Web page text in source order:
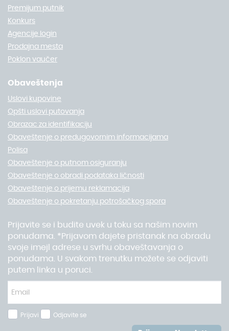
Premijum putnik
Konkurs
Agencije login
Prodajna mesta
Poklon vaučer
Obaveštenja
Uslovi kupovine
Opšti uslovi putovanja
Obrazac za identifikaciju
Obaveštenje o predugovornim informacijama
Polisa
Obaveštenje o putnom osiguranju
Obaveštenje o obradi podataka ličnosti
Obaveštenje o prijemu reklamacija
Obaveštenje o pokretanju potrošačkog spora
Prijavite se i budite uvek u toku sa našim novim
ponudama. *Prijavom dajete pristanak na obradu
svoje imejl adrese u svrhu obaveštavanja o
ponudama. U svakom trenutku možete se odjaviti
putem linka u poruci.
Prijavi Odjavite se